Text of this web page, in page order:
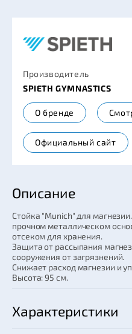
Производитель
SPIETH GYMNASTICS
О бренде
Официальный сайт
Описание
Стойка "Munich" для
прочном металлическом
отсеком для хранения.
Защита от рассыпания
сооружения от загрязнений.
Снижает расход магнезии и
Высота: 95 см.
Характеристики